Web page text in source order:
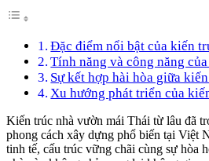
Đặc điểm nổi bật của kiến
Tính năng và công năng
Sự kết hợp hài hòa giữa
Xu hướng phát triển của
Kiến trúc nhà vườn mái Thái từ lâu đã
phong cách xây dựng phổ biến tại Việt
tinh tế, cấu trúc vững chãi cùng sự hòa